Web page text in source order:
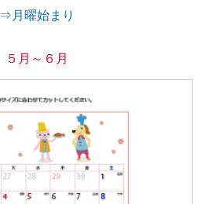
⇒月曜始まり
５月～６月